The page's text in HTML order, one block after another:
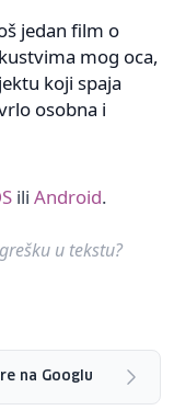
jedan film o
mog oca,
koji spaja
osobna i
ili Android.
u tekstu?
na Googlu